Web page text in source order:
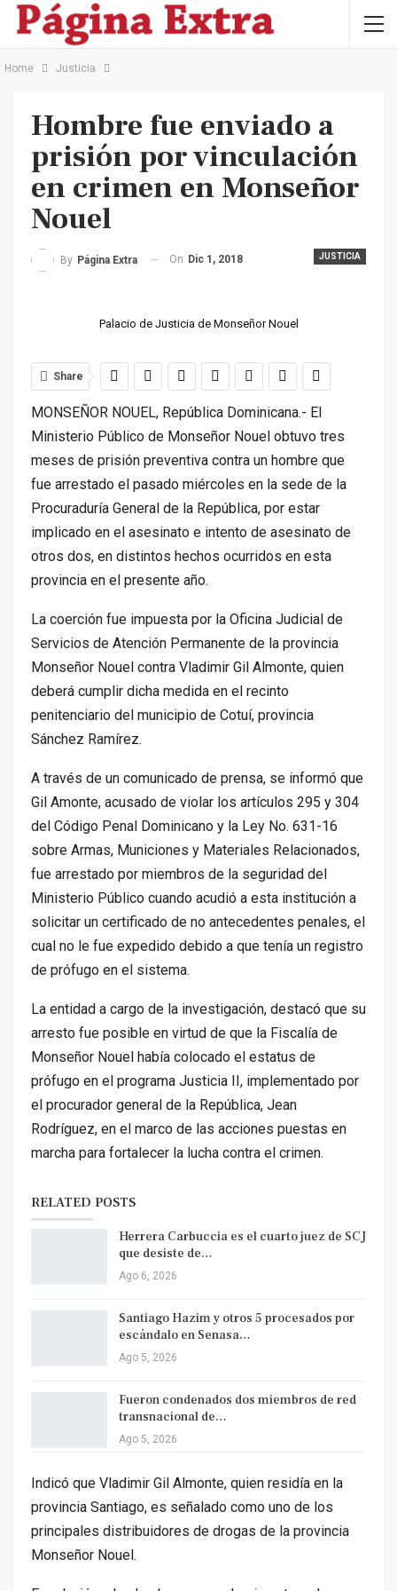
Home Justicia
Hombre fue enviado a
prisión por vinculación
en crimen en Monseñor
Nouel
JUSTICIA
By Página Extra On Dic 1, 2018
Palacio de Justicia de Monseñor Nouel
Share
MONSEÑOR NOUEL, República Dominicana.- El
Ministerio Público de Monseñor Nouel obtuvo tres
meses de prisión preventiva contra un hombre que
fue arrestado el pasado miércoles en la sede de la
Procuraduría General de la República, por estar
implicado en el asesinato e intento de asesinato de
otros dos, en distintos hechos ocurridos en esta
provincia en el presente año.
La coerción fue impuesta por la Oficina Judicial de
Servicios de Atención Permanente de la provincia
Monseñor Nouel contra Vladimir Gil Almonte, quien
deberá cumplir dicha medida en el recinto
penitenciario del municipio de Cotuí, provincia
Sánchez Ramírez.
A través de un comunicado de prensa, se informó que
Gil Amonte, acusado de violar los artículos 295 y 304
del Código Penal Dominicano y la Ley No. 631-16
sobre Armas, Municiones y Materiales Relacionados,
fue arrestado por miembros de la seguridad del
Ministerio Público cuando acudió a esta institución a
solicitar un certificado de no antecedentes penales, el
cual no le fue expedido debido a que tenía un registro
de prófugo en el sistema.
La entidad a cargo de la investigación, destacó que su
arresto fue posible en virtud de que la Fiscalía de
Monseñor Nouel había colocado el estatus de
prófugo en el programa Justicia II, implementado por
el procurador general de la República, Jean
Rodríguez, en el marco de las acciones puestas en
marcha para fortalecer la lucha contra el crimen.
RELATED POSTS
Herrera Carbuccia es el cuarto juez de SCJ
que desiste de…
Ago 6, 2026
Santiago Hazim y otros 5 procesados por
escándalo en Senasa…
Ago 5, 2026
Fueron condenados dos miembros de red
transnacional de…
Ago 5, 2026
Indicó que Vladimir Gil Almonte, quien residía en la
provincia Santiago, es señalado como uno de los
principales distribuidores de drogas de la provincia
Monseñor Nouel.